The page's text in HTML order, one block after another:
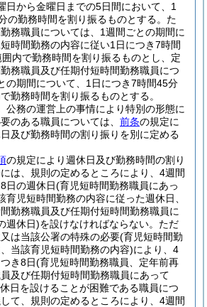
日から金曜日までの5日間において、1
の勤務時間を割り振るものとする。 た
務職員については、1週間ごとの期間に
時間勤務の内容に従い1日につき7時間
内で勤務時間を割り振るものとし、定
務職員及び任期付短時間勤務職員につ
の期間について、1日につき7時間45分
勤務時間を割り振るものとする。
公務の運営上の事情により特別の形態に
のある職員については、 前条の規定に
及び勤務時間の割り振りを別に定める
の規定により週休日及び勤務時間の割り
は、規則の定めるところにより、4週間
日の週休日(育児短時間勤務職員にあっ
育児短時間勤務の内容に従った週休日、
勤務職員及び任期付短時間勤務職員に
週休日)を設けなければならない。 ただ
は当該公署の特殊の必要(育児短時間勤
当該育児短時間勤務の内容)により、4
き8日(育児短時間勤務職員、定年前再
及び任期付短時間勤務職員にあって
日を設けることが困難である職員につ
て、規則の定めるところにより、4週間